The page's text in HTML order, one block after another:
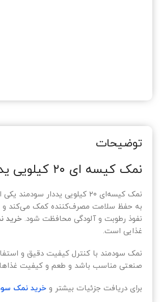
توضیحات
نمک کیسه‌ ای ۲۰ کیلویی یددار سودمند
نمک کیسه‌ای ۲۰ کیلویی
به حفظ سلامت مصرف‌کننده کمک می‌کند و
نفوذ رطوبت و آلودگی محافظت شود. خرید نمک
غذایی است.
نمک سودمند با کنترل کیفیت دقیق و
صنعتی مناسب باشد و طعم و کیفیت غذاها
برای دریافت جزئیات بیشتر و خرید نمک